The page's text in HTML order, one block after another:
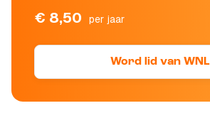
€ 8,50 per jaar
Word lid van WNL